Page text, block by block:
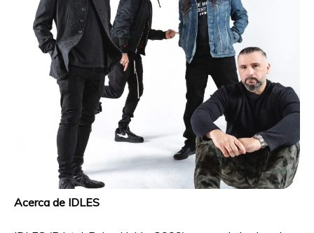
Acerca de IDLES